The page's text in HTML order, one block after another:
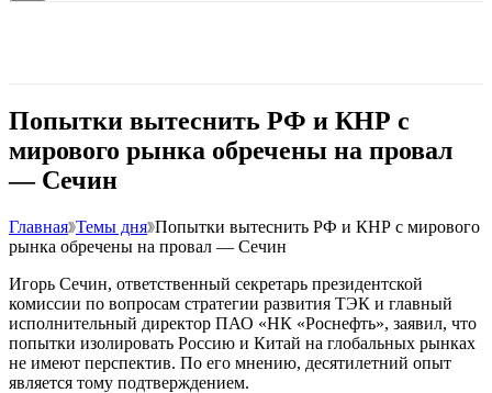
Попытки вытеснить РФ и КНР с
мирового рынка обречены на провал
— Сечин
Главная Темы дня Попытки вытеснить РФ и КНР с мирового
рынка обречены на провал — Сечин
Игорь Сечин, ответственный секретарь президентской
комиссии по вопросам стратегии развития ТЭК и главный
исполнительный директор ПАО «НК «Роснефть», заявил, что
попытки изолировать Россию и Китай на глобальных рынках
не имеют перспектив. По его мнению, десятилетний опыт
является тому подтверждением.